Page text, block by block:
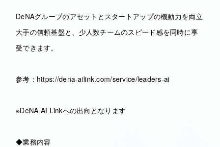
DeNAグループのアセットとスタートアップの機動力を両立
大手の信頼基盤と、少人数チームのスピード感を同時に享
受できます。
参考：https://dena-ailink.com/service/leaders-ai
※DeNA AI Linkへの出向となります
◆業務内容